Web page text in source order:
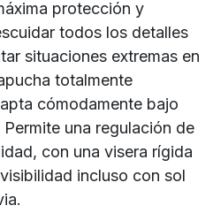
protección y
todos los detalles
situaciones extremas en
totalmente
cómodamente bajo
una regulación de
con una visera rígida
incluso con sol